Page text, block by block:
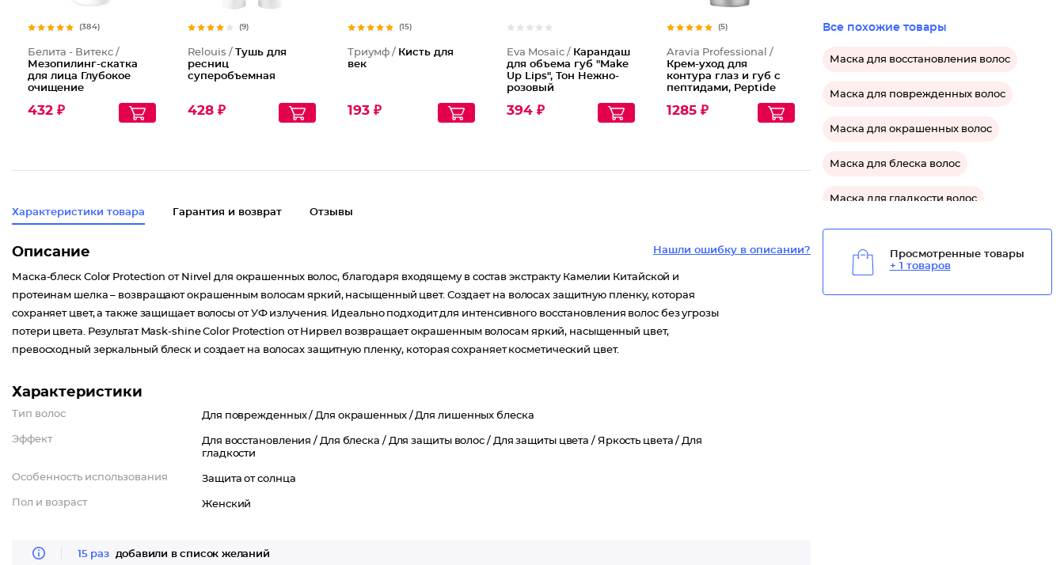
(384)
Белита - Витекс /
Мезопилинг-скатка
для лица Глубокое
очищение
432 ₽
(9)
Relouis / Тушь для
ресниц
суперобъемная
428 ₽
(15)
Триумф / Кисть для
век
193 ₽
Eva Mosaic / Карандаш
для объема губ "Make
Up Lips", Тон Нежно-
розовый
394 ₽
(5)
Aravia Professional /
Крем-уход для
контура глаз и губ с
пептидами, Peptide
1285 ₽
Характеристики товара Гарантия и возврат Отзывы
Нашли ошибку в описании?
Описание
Маска-блеск Color Protection от Nirvel для окрашенных волос, благодаря входящему в состав экстракту Камелии Китайской и
протеинам шелка – возвращают окрашенным волосам яркий, насыщенный цвет. Создает на волосах защитную пленку, которая
сохраняет цвет, а также защищает волосы от УФ излучения. Идеально подходит для интенсивного восстановления волос без угрозы
потери цвета. Результат Mask-shine Color Protection от Нирвел возвращает окрашенным волосам яркий, насыщенный цвет,
превосходный зеркальный блеск и создает на волосах защитную пленку, которая сохраняет косметический цвет.
Характеристики
Тип волос Для поврежденных /Для окрашенных /Для лишенных блеска
Эффект Для восстановления / Для блеска / Для защиты волос / Для защиты цвета / Яркость цвета /Для
гладкости
Особенность использования Защита от солнца
Пол и возраст Женский
15 раз добавили в список желаний
Все похожие товары
Маска для восстановления волос
Маска для поврежденных волос
Маска для окрашенных волос
Маска для блеска волос
Маска для гладкости волос
Средство для восстановления волос
Просмотренные товары
+ 1 товаров